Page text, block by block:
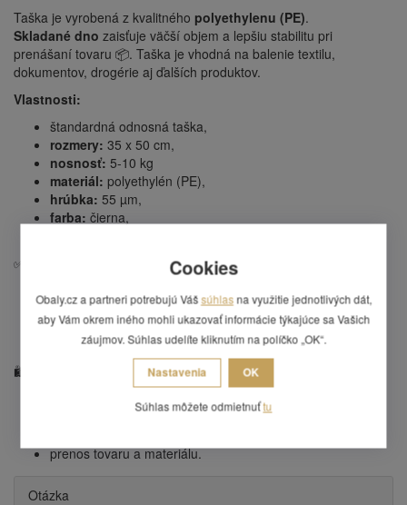
Taška je vyrobená z kvalitného polyethylenu (PE).
Skladané dno zaisťuje väčší objem a lepšiu stabilitu pri
prenášaní tovaru 📦. Taška je vhodná na balenie textilu,
dokumentov, drogérie aj ďalších produktov.
Vlastnosti:
štandardná odnosná taška,
rozmery: 35 x 50 cm,
nosnosť: 5-10 kg
materiál: polyethylén (PE),
hrúbka: 55 µm,
farba: čierna,
✅
vhodná pre stredne ťažké nákupy,
odolný materiál pre opakované použitie,
univerzálne využitie v maloobchode aj domácnosti.
🛍️
balenie a odnos nákupu,
predajne, butiky a tržnice,
prenos tovaru a materiálu.
Otázka
Cookies
Obaly.cz a partneri potrebujú Vášsúhlas na využitie jednotlivých dát,
aby Vám okrem iného mohli ukazovať informácie týkajúce sa Vašich
záujmov. Súhlas udelíte kliknutím na políčko „OK“.
Nastavenia OK
Súhlas môžete odmietnuťtu